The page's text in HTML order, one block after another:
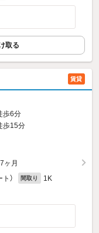
取る
賃貸
歩6分
歩15分
ヶ月
） 間取り 1K